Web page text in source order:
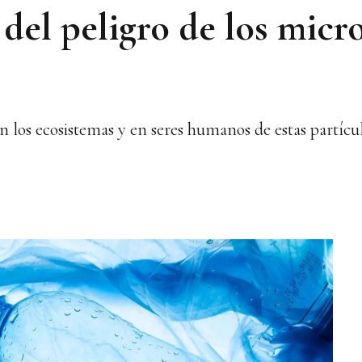
peligro de los
ecosistemas y en seres humanos de estas